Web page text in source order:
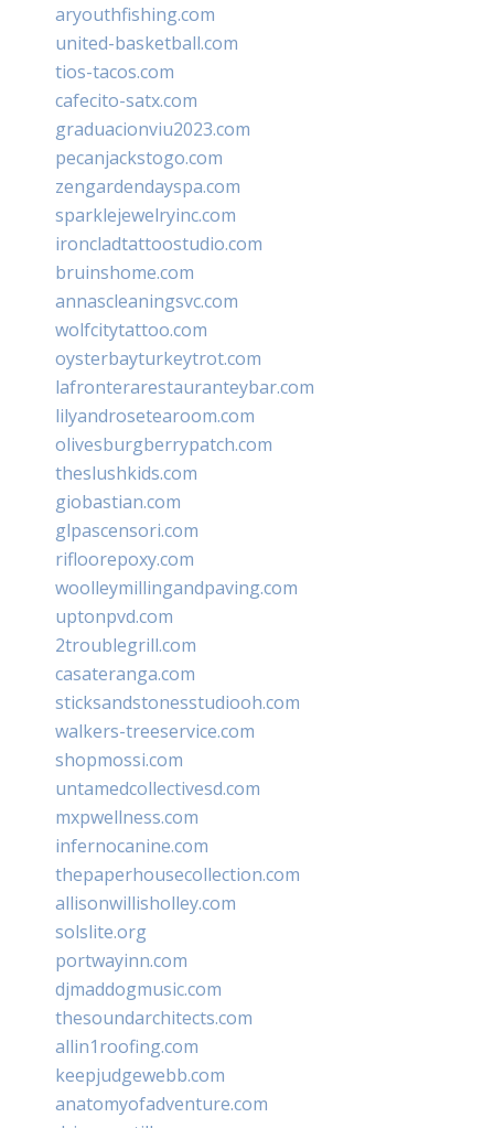
aryouthfishing.com
united-basketball.com
tios-tacos.com
cafecito-satx.com
graduacionviu2023.com
pecanjackstogo.com
zengardendayspa.com
sparklejewelryinc.com
ironcladtattoostudio.com
bruinshome.com
annascleaningsvc.com
wolfcitytattoo.com
oysterbayturkeytrot.com
lafronterarestauranteybar.com
lilyandrosetearoom.com
olivesburgberrypatch.com
theslushkids.com
giobastian.com
glpascensori.com
rifloorepoxy.com
woolleymillingandpaving.com
uptonpvd.com
2troublegrill.com
casateranga.com
sticksandstonesstudiooh.com
walkers-treeservice.com
shopmossi.com
untamedcollectivesd.com
mxpwellness.com
infernocanine.com
thepaperhousecollection.com
allisonwillisholley.com
solslite.org
portwayinn.com
djmaddogmusic.com
thesoundarchitects.com
allin1roofing.com
keepjudgewebb.com
anatomyofadventure.com